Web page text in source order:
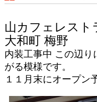
山カフェレスト
大和町 梅野
内装工事中 この辺り
がる模様です。
１１月末にオープン